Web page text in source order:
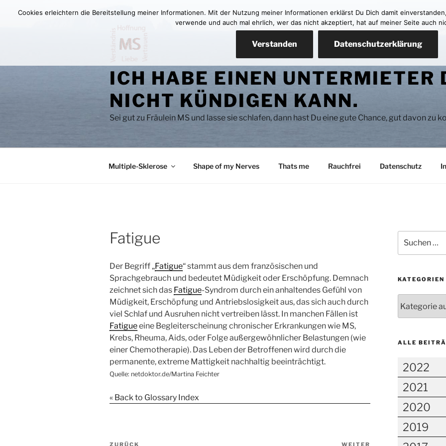
Inhalt
ICH HABE EINEN UNTERMIETER
NICHT KÜNDIGEN KANN.
Sei gut zu Fräulein MS und lasse sie schlafen, dann hast Du eine gute Chance, gut davon zu
Multiple-Sklerose Shape of my Nerves Thats me Rauchfrei Datenschutz
Fatigue
Der Begriff „Fatigue“ stammt aus dem französischen und
Sprachgebrauch und bedeutet Müdigkeit oder Erschöpfung. Demnach
zeichnet sich das Fatigue-Syndrom durch ein anhaltendes Gefühl von
Müdigkeit, Erschöpfung und Antriebslosigkeit aus, das sich auch durch
viel Schlaf und Ausruhen nicht vertreiben lässt. In manchen Fällen ist
Fatigueeine Begleiterscheinung chronischer Erkrankungen wie MS,
Krebs, Rheuma, Aids, oder Folge außergewöhnlicher Belastungen (wie
einer Chemotherapie). Das Leben der Betroffenen wird durch die
permanente, extreme Mattigkeit nachhaltig beeinträchtigt.
Quelle: netdoktor.de/Martina Feichter
« Back to Glossary Index
Beitragsnavigation
ZURÜCK WEITER
nach:
KATEGORIEN
ALLE
2022
2021
2020
2019
Cookies erleichtern die Bereitstellung meiner Informationen. Mit der Nutzung meiner Informationen erklärst Du Dich damit
verwende und auch mal ehrlich, wer das nicht akzeptiert, hat auf meiner Seite auch
Verstanden Datenschutzerklärung